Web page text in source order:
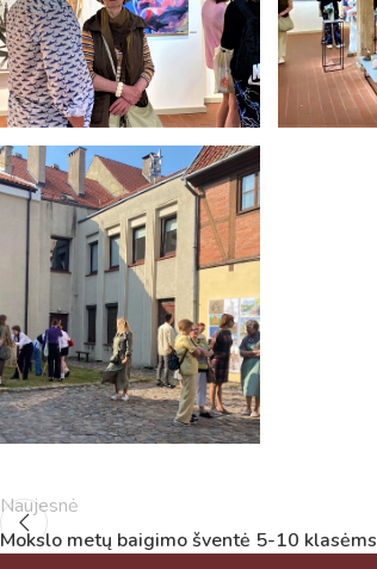
Naujesnė
Mokslo metų baigimo šventė 5-10 klasėms